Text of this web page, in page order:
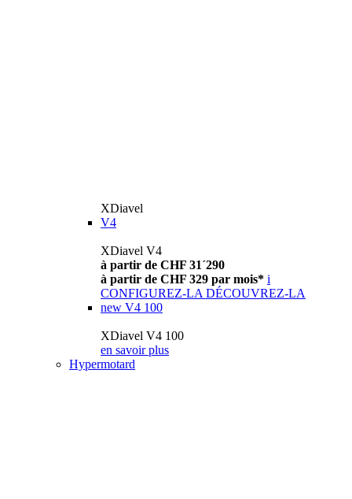
XDiavel
V4
XDiavel V4
à partir de CHF 31´290
à partir de CHF 329 par mois* i
CONFIGUREZ-LA DÉCOUVREZ-LA
new V4 100
XDiavel V4 100
en savoir plus
Hypermotard